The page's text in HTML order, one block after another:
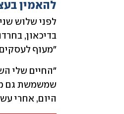
להאמין
"מעוף
היום, אחרי